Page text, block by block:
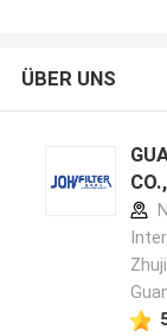
ÜBER UNS